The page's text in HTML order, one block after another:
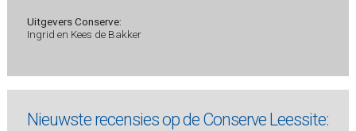
Uitgevers Conserve:
Ingrid en Kees de Bakker
Nieuwste recensies op de Conserve Leessite: